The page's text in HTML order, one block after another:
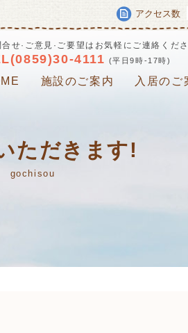
アクセス数
合せ·ご意見·ご要望はお気軽にご連絡くださ
4111 (平日9時-17時)
施設のご案内 入居のご
ただきます!
gochisou